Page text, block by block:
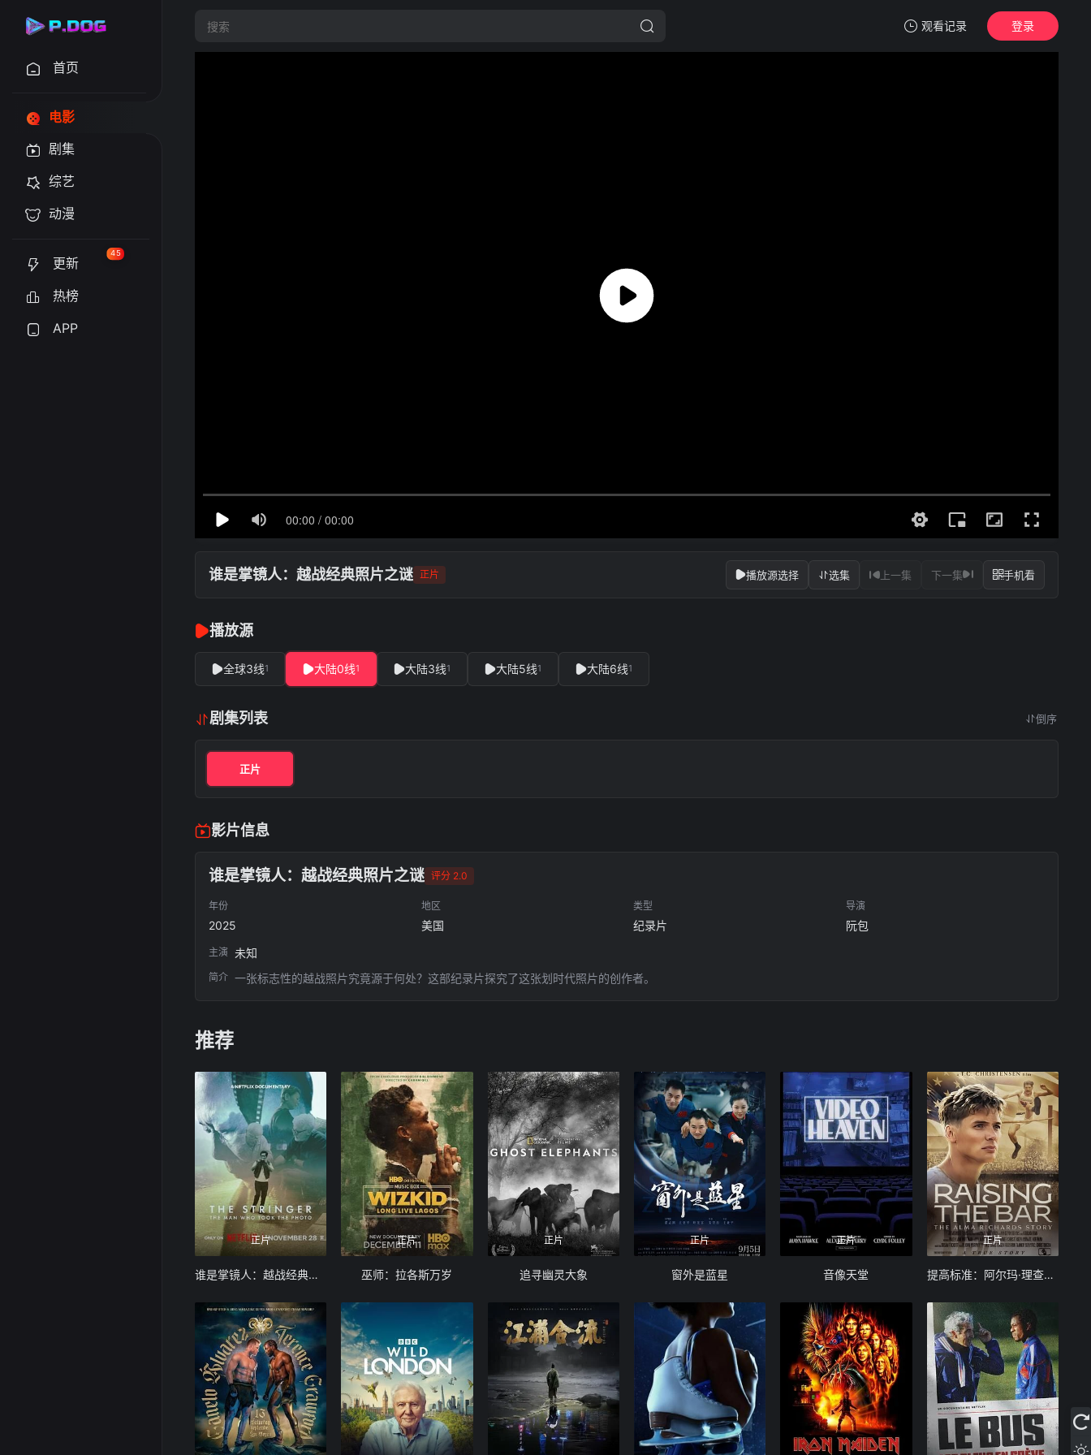
观看记录 登录
首页
电影
剧集
综艺
动漫
更新
45
热榜
APP
谁是掌镜人：越战经典照片之谜 正片 播放源选择 选集 上一集 下一集 手机看
播放源
全球3线1 大陆0线1 大陆3线1 大陆5线1 大陆6线1
剧集列表 倒序
正片
影片信息
谁是掌镜人：越战经典照片之谜 评分 2.0
年份
2025
地区
美国
类型
纪录片
导演
阮包
主演 未知
简介 一张标志性的越战照片究竟源于何处？这部纪录片探究了这张划时代照片的创作者。
推荐
正片
谁是掌镜人：越战经典照片之谜
正片
巫师：拉各斯万岁
正片
追寻幽灵大象
正片
窗外是蓝星
正片
音像天堂
正片
提高标准：阿尔玛·理查兹的故事